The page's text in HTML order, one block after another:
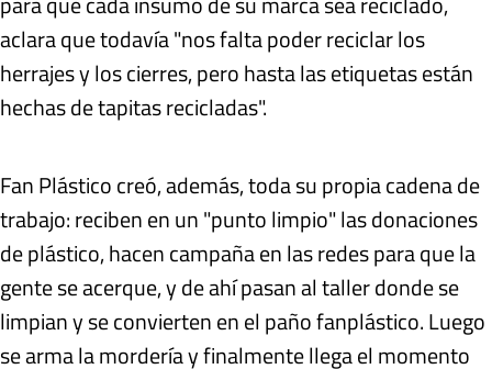
aclara que todavía "nos falta poder reciclar los
herrajes y los cierres, pero hasta las etiquetas están
hechas de tapitas recicladas".
Fan Plástico creó, además, toda su propia cadena de
trabajo: reciben en un "punto limpio" las donaciones
de plástico, hacen campaña en las redes para que la
gente se acerque, y de ahí pasan al taller donde se
limpian y se convierten en el paño fanplástico. Luego
se arma la mordería y finalmente llega el momento